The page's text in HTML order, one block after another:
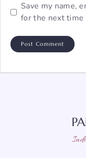
Save my name,
for the next time